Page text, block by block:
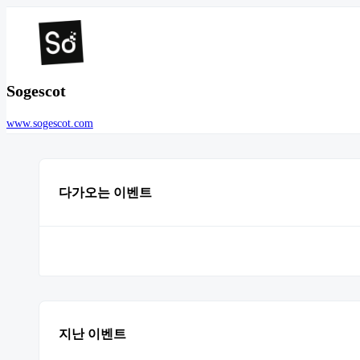
Sogescot
www.sogescot.com
다가오는 이벤트
지난 이벤트